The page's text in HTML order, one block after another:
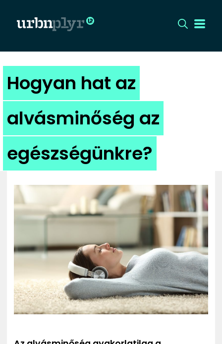
CÍMLAP
DIZÁJN
DIVAT
HIP
KULT
UTCA
ZENE
MÉDIAAJÁNLAT
IMPRESSZUM
PR-ARCHÍVUM
ADATKEZELÉSI TÁJÉKOZTATÓ
Hogyan hat az
alvásminőség az
egészségünkre?